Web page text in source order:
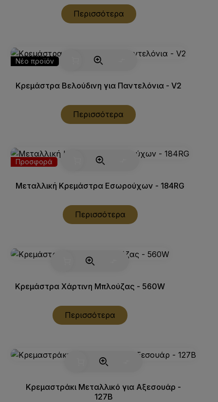
Περισσότερα
Νέο προϊόν
Κρεμάστρα Βελούδινη για Παντελόνια - V2
Περισσότερα
Προσφορά
Μεταλλική Κρεμάστρα Εσωρούχων - 184RG
Περισσότερα
Κρεμάστρα Χάρτινη Μπλούζας - 560W
Περισσότερα
Κρεμαστράκι Μεταλλικό για Αξεσουάρ -
127B